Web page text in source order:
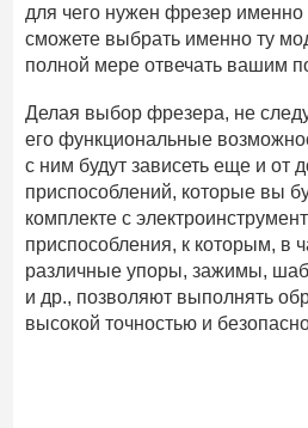
для чего нужен фрезер именно
сможете выбрать именно ту
полной мере отвечать вашим
Делая выбор фрезера, не
его функциональные
с ним будут зависеть еще и от
приспособлений, которые вы
комплекте с
приспособления, к которым, в
различные упоры, зажимы,
и др., позволяют выполнять
высокой точностью и